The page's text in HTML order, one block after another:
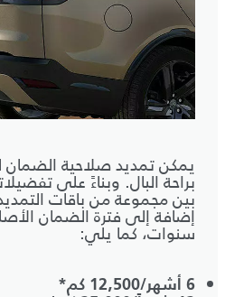
يمكن تمديد صلاحية الضمان
براحة البال. وبناءً على
بين مجموعة من باقات
سنوات، كما يلي:
6 أشهر/12,500 كم*